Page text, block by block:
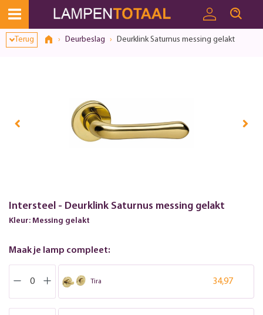
Terug Deurbeslag Deurklink Saturnus messing gelakt
Intersteel - Deurklink Saturnus messing gelakt
Kleur: Messing gelakt
Maak je lamp compleet:
Tira 34,97